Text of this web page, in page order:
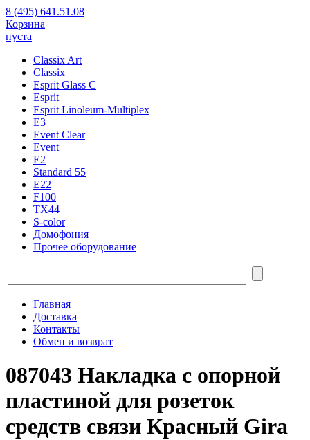
8 (495) 641.51.08
Корзина
пуста
Classix Art
Classix
Esprit Glass C
Esprit
Esprit Linoleum-Multiplex
E3
Event Clear
Event
E2
Standard 55
E22
F100
TX44
S-color
Домофония
Прочее оборудование
Главная
Доставка
Контакты
Обмен и возврат
087043 Накладка с опорной
пластиной для розеток
средств связи Красный Gira